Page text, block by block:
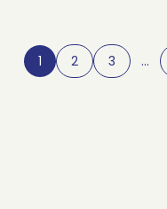
1 2 3 …